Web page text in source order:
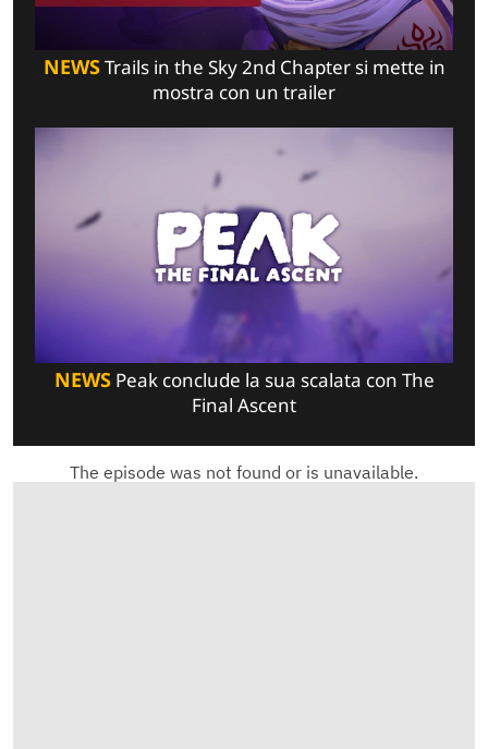
NEWSTrails in the Sky 2nd Chapter si mette in
mostra con un trailer
NEWSPeak conclude la sua scalata con The
Final Ascent